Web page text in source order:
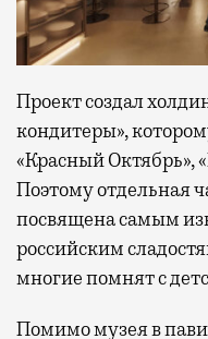
Проект создал
кондитеры»,
«Красный Октябрь»,
Поэтому отдельная
посвящена самым
российским
многие помнят с
Помимо музея в